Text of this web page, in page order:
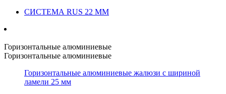
СИСТЕМА RUS 22 ММ
Горизонтальные алюминиевые
Горизонтальные алюминиевые
Горизонтальные алюминиевые жалюзи с шириной
ламели 25 мм